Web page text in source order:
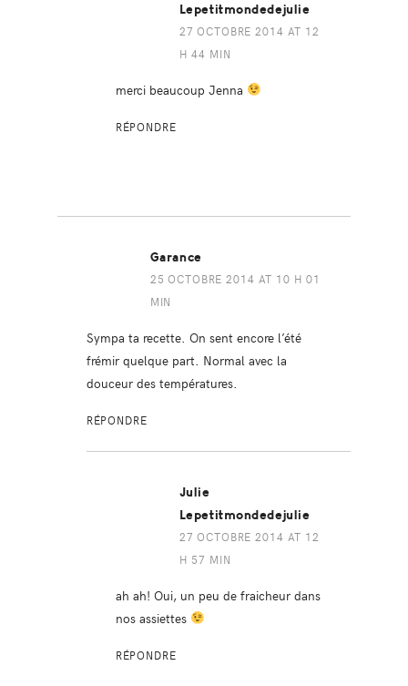
Lepetitmondedejulie
27 OCTOBRE 2014 AT 12
H 44 MIN
merci beaucoup Jenna
RÉPONDRE
Garance
25 OCTOBRE 2014 AT 10 H 01
MIN
Sympa ta recette. On sent encore l’été
frémir quelque part. Normal avec la
douceur des températures.
RÉPONDRE
Julie
Lepetitmondedejulie
27 OCTOBRE 2014 AT 12
H 57 MIN
ah ah! Oui, un peu de fraicheur dans
nos assiettes
RÉPONDRE